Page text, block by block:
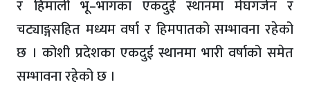
र हिमाली भू–भागका एकदुई स्थानमा मेघगर्जन र
चट्याङ्गसहित मध्यम वर्षा र हिमपातको सम्भावना रहेको
छ । कोशी प्रदेशका एकदुई स्थानमा भारी वर्षाको समेत
सम्भावना रहेको छ ।